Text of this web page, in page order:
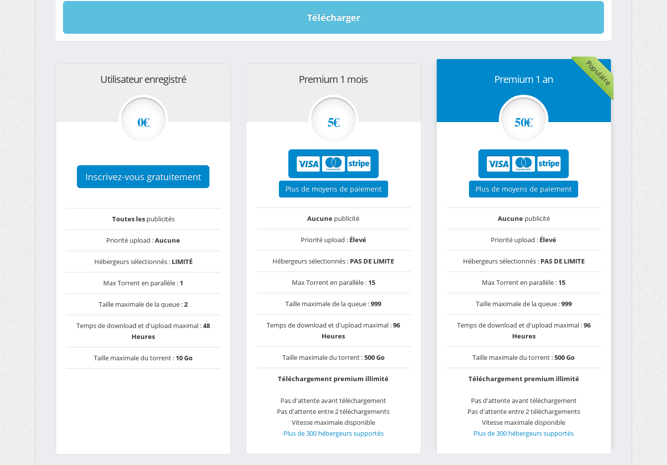
Télécharger
Utilisateur enregistré
0€
Inscrivez-vous gratuitement
Toutes lespublicités
Priorité upload :Aucune
Hébergeurs sélectionnés : LIMITÉ
Max Torrent en parallèle : 1
Taille maximale de la queue :2
Temps de download et d'upload maximal :48
Heures
Taille maximale du torrent : 10 Go
Premium 1 mois
5€
Plus de moyens de paiement
Aucune publicité
Priorité upload : Élevé
Hébergeurs sélectionnés : PAS DE LIMITE
Max Torrent en parallèle : 15
Taille maximale de la queue :999
Temps de download et d'upload maximal :96
Heures
Taille maximale du torrent :500 Go
Téléchargement premium illimité
Pas d'attente avant téléchargement
Pas d'attente entre 2 téléchargements
Vitesse maximale disponible
Plus de 300 hébergeurs supportés
Populaire
Premium 1 an
50€
Plus de moyens de paiement
Aucunepublicité
Priorité upload : Élevé
Hébergeurs sélectionnés : PAS DE LIMITE
Max Torrent en parallèle : 15
Taille maximale de la queue :999
Temps de download et d'upload maximal :96
Heures
Taille maximale du torrent :500 Go
Téléchargement premium illimité
Pas d'attente avant téléchargement
Pas d'attente entre 2 téléchargements
Vitesse maximale disponible
Plus de 300 hébergeurs supportés